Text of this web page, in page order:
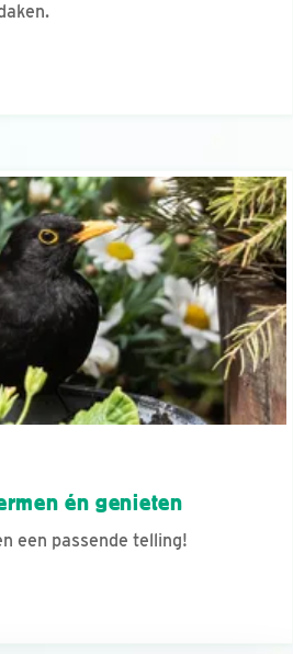
én genieten
een passende telling!